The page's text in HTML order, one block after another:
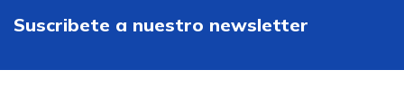
Suscribete a nuestro newsletter